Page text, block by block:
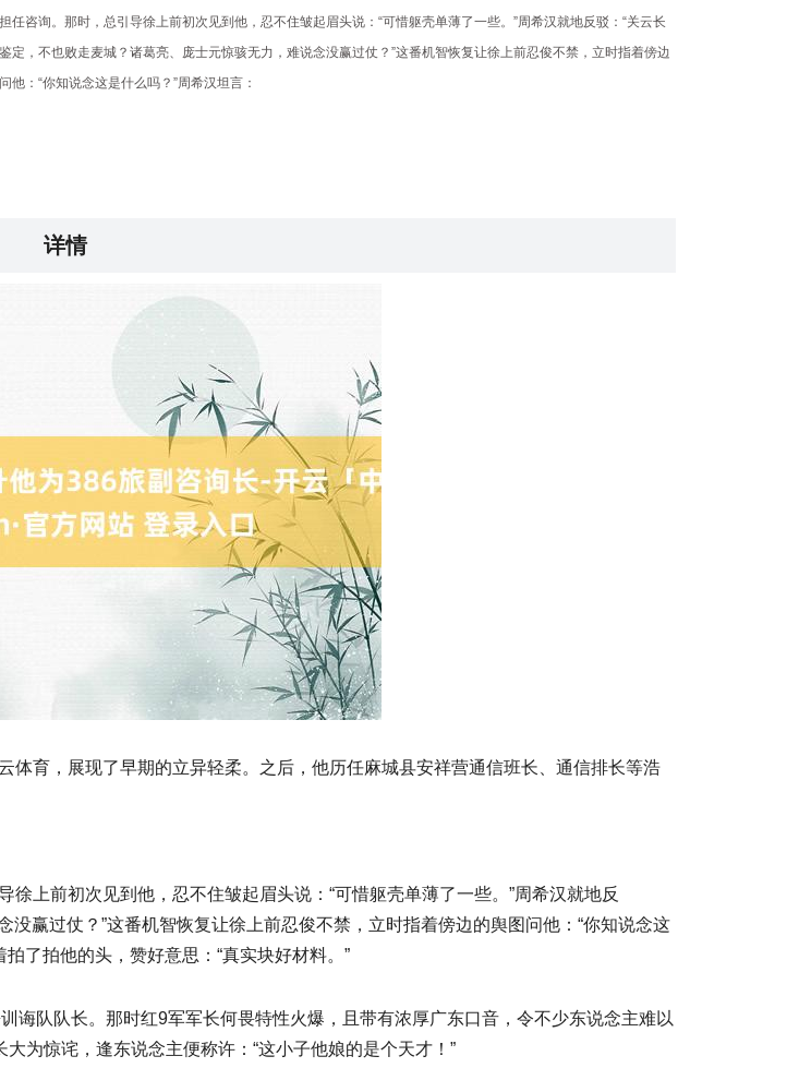
任咨询。那时，总引导徐上前初次见到他，忍不住皱起眉头说：“可惜躯壳单薄了一些。”周希汉就地反驳：“关云长
定，不也败走麦城？诸葛亮、庞士元惊骇无力，难说念没赢过仗？”这番机智恢复让徐上前忍俊不禁，立时指着傍边
他：“你知说念这是什么吗？”周希汉坦言：
详情
育，展现了早期的立异轻柔。之后，他历任麻城县安祥营通信班长、通信排长等浩
上前初次见到他，忍不住皱起眉头说：“可惜躯壳单薄了一些。”周希汉就地反
赢过仗？”这番机智恢复让徐上前忍俊不禁，立时指着傍边的舆图问他：“你知说念这
了拍他的头，赞好意思：“真实块好材料。”
诲队队长。那时红9军军长何畏特性火爆，且带有浓厚广东口音，令不少东说念主难以
为惊诧，逢东说念主便称许：“这小子他娘的是个天才！”